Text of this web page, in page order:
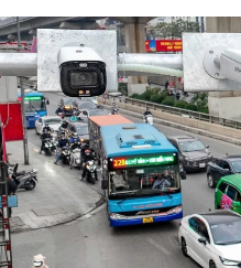
GIÁO DỤC
Y TẾ
KHOA HỌC - CÔNG NGHỆ
MÔI TRƯỜNG
BẠN ĐỌC